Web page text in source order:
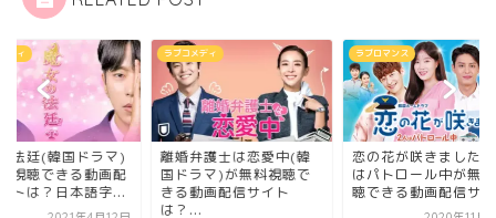
メディ
弁護士は恋愛中(韓
ラマ)が無料視聴で
動画配信サイト
ラブロマンス
恋の花が咲きました･2人
はパトロール中が無料視
聴できる動画配信サイ...
ラブコメディ